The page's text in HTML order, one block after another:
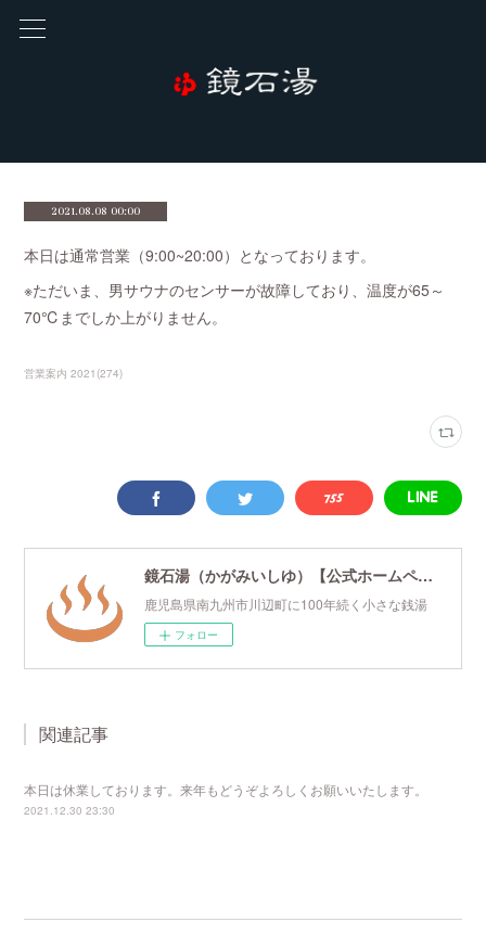
2021.08.08 00:00
本日は通常営業（9:00~20:00）となっております。
※ただいま、男サウナのセンサーが故障しており、温度が65～
70℃までしか上がりません。
営業案内 2021 (274)
鏡石湯（かがみいしゆ）【公式ホームページ】
鹿児島県南九州市川辺町に100年続く小さな銭湯
フォロー
関連記事
本日は休業しております。来年もどうぞよろしくお願いいたします。
2021.12.30 23:30